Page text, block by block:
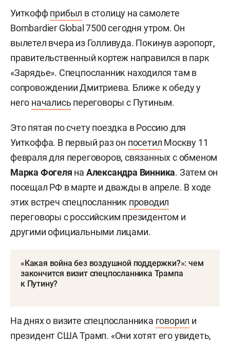
Уиткоффприбыл в столицу на самолете
Bombardier Global 7500 сегодня утром. Он
вылетел вчера из Голливуда. Покинув аэропорт,
правительственный кортеж направился в парк
«Зарядье». Спецпосланник находился там в
сопровождении Дмитриева. Ближе к обеду у
него начались переговоры с Путиным.
Это пятая по счету поездка в Россию для
Уиткоффа. В первый раз он посетил Москву 11
февраля для переговоров, связанных с обменом
Марка Фогеля на Александра Винника. Затем он
посещал РФ в марте и дважды в апреле. В ходе
этих встреч спецпосланник проводил
переговоры с российским президентом и
другими официальными лицами.
«Какая война без воздушной поддержки?»: чем
закончится визит спецпосланника Трампа
к Путину?
На днях о визите спецпосланника говорил и
президент США Трамп. «Они хотят его увидеть,